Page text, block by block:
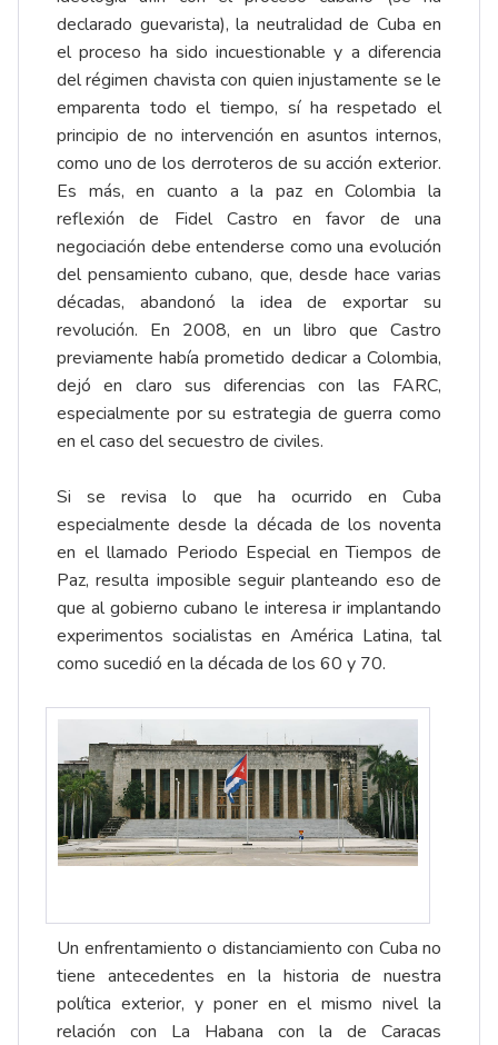
declarado guevarista), la neutralidad de Cuba en
el proceso ha sido incuestionable y a diferencia
del régimen chavista con quien injustamente se le
emparenta todo el tiempo, sí ha respetado el
principio de no intervención en asuntos internos,
como uno de los derroteros de su acción exterior.
Es más, en cuanto a la paz en Colombia la
reflexión de Fidel Castro en favor de una
negociación debe entenderse como una evolución
del pensamiento cubano, que, desde hace varias
décadas, abandonó la idea de exportar su
revolución. En 2008, en un libro que Castro
previamente había prometido dedicar a Colombia,
dejó en claro sus diferencias con las FARC,
especialmente por su estrategia de guerra como
en el caso del secuestro de civiles.
Si se revisa lo que ha ocurrido en Cuba
especialmente desde la década de los noventa
en el llamado Periodo Especial en Tiempos de
Paz, resulta imposible seguir planteando eso de
que al gobierno cubano le interesa ir implantando
experimentos socialistas en América Latina, tal
como sucedió en la década de los 60 y 70.
Un enfrentamiento o distanciamiento con Cuba no
tiene antecedentes en la historia de nuestra
política exterior, y poner en el mismo nivel la
relación con La Habana con la de Caracas